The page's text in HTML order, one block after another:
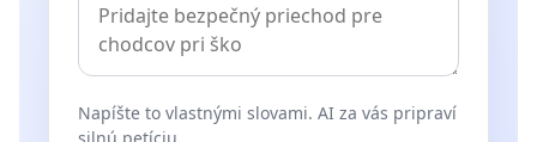
Napíšte to vlastnými slovami. AI za vás pripraví